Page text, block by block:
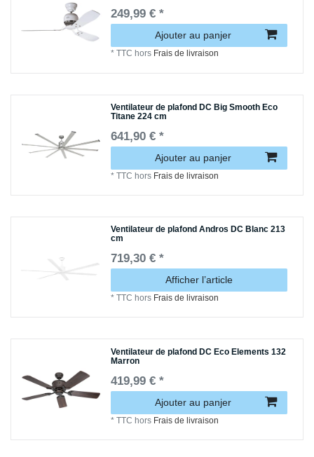
249,99 € *
Ajouter au panjer
*TTC hors Frais de livraison
Ventilateur de plafond DC Big Smooth Eco
Titane 224 cm
641,90 € *
Ajouter au panjer
*TTC hors Frais de livraison
Ventilateur de plafond Andros DC Blanc 213
cm
719,30 € *
Afficher l’article
*TTC hors Frais de livraison
Ventilateur de plafond DC Eco Elements 132
Marron
419,99 € *
Ajouter au panjer
*TTC hors Frais de livraison